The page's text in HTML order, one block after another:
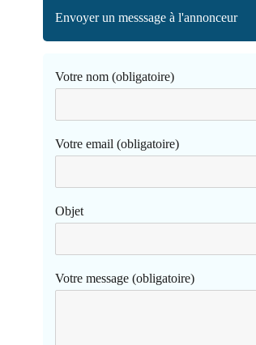
Envoyer un messsage à l'annonceur
Votre nom (obligatoire)
Votre email (obligatoire)
Objet
Votre message (obligatoire)